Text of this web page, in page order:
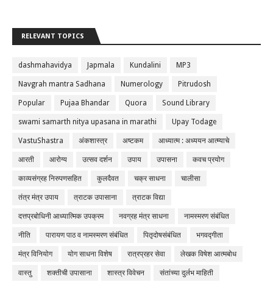
RELEVANT TOPICS
dashmahavidya Japmala Kundalini MP3
Navgrah mantra Sadhana Numerology Pitrudosh
Popular Pujaa Bhandar Quora Sound Library
swami samarth nitya upasana in marathi Upay Todage
VastuShastra अंकशास्त्र अष्टकम आध्यात्म : अध्ययन आत्म्याचे
आरती आरोग्य उत्सव दर्शन उपाय उपासना कवच प्रयोग
काव्यसंग्रह निरुपणसहित कुलदैवत चक्र साधना चालीसा
तंत्र मंत्र उपाय त्राटक उपासाना त्राटक विद्या
दत्तप्रबोधिनी आध्यात्मिक उपक्रम नवग्रह मंत्र साधना नामस्मरण संबंधित
नीति पारायण पाठ व नामस्मरण संबंधित पितृदोषसंबंधित भगवद्गीता
मंत्र विनियोग योग साधना विशेष रात्रप्रहर सेवा लेखक विषेश आत्मबोध
वास्तु शक्तीची उपासाना शास्त्र विवेचन संतांच्या दुर्लभ माहिती